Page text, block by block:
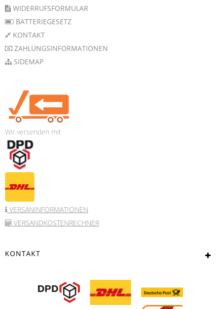
WIDERRUFSFORMULAR
BATTERIEGESETZ
KONTAKT
ZAHLUNGSINFORMATIONEN
SIDEMAP
Wir versenden mit
VERSANINFORMATIONEN
VERSANDKOSTENRECHNER
KONTAKT